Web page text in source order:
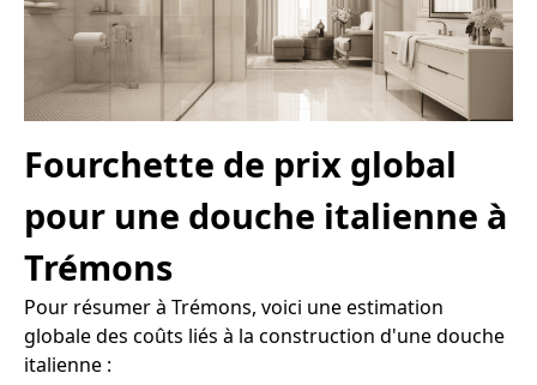
Fourchette de prix global
pour une douche italienne à
Trémons
Pour résumer à Trémons, voici une estimation
globale des coûts liés à la construction d'une douche
italienne :